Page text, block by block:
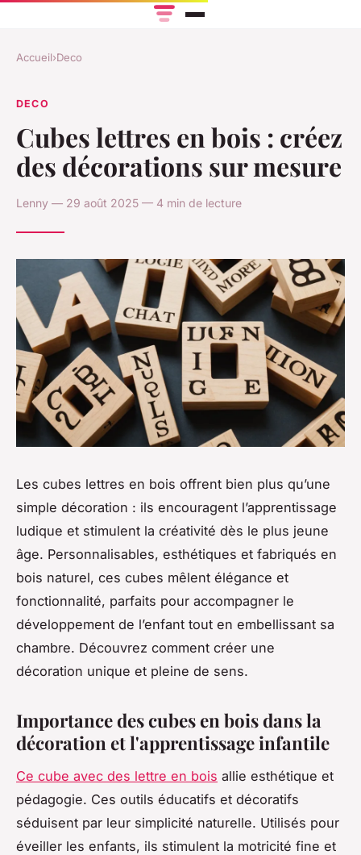
Accueil›Deco
DECO
Cubes lettres en bois : créez
des décorations sur mesure
Lenny — 29 août 2025 — 4 min de lecture
Les cubes lettres en bois offrent bien plus qu’une
simple décoration : ils encouragent l’apprentissage
ludique et stimulent la créativité dès le plus jeune
âge. Personnalisables, esthétiques et fabriqués en
bois naturel, ces cubes mêlent élégance et
fonctionnalité, parfaits pour accompagner le
développement de l’enfant tout en embellissant sa
chambre. Découvrez comment créer une
décoration unique et pleine de sens.
Importance des cubes en bois dans la
décoration et l'apprentissage infantile
Ce cube avec des lettre en bois allie esthétique et
pédagogie. Ces outils éducatifs et décoratifs
séduisent par leur simplicité naturelle. Utilisés pour
éveiller les enfants, ils stimulent la motricité fine et